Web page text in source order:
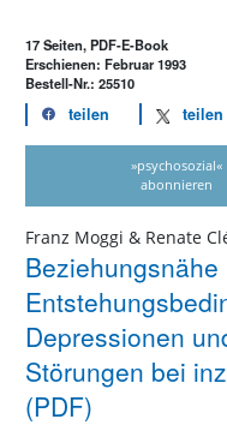
17 Seiten, PDF-E-Book
Erschienen: Februar 1993
Bestell-Nr.: 25510
teilen teilen
»psychosozial«
abonnieren
Franz Moggi & Renate
Depressionen
Störungen bei
(PDF)